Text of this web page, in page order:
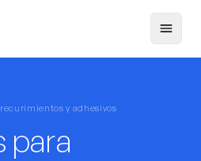
y adhesivos
para